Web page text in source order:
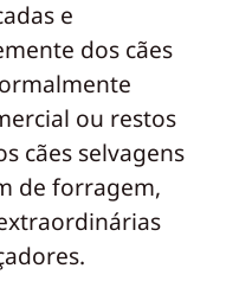
e
dos cães
ou restos
cães selvagens
de forragem,